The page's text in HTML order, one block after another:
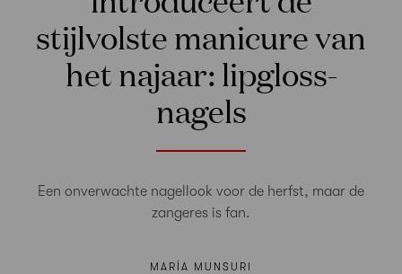
stijlvolste manicure van
het najaar: lipgloss-
nagels
Een onverwachte nagellook voor de herfst, maar de
zangeres is fan.
MARÍA MUNSURI